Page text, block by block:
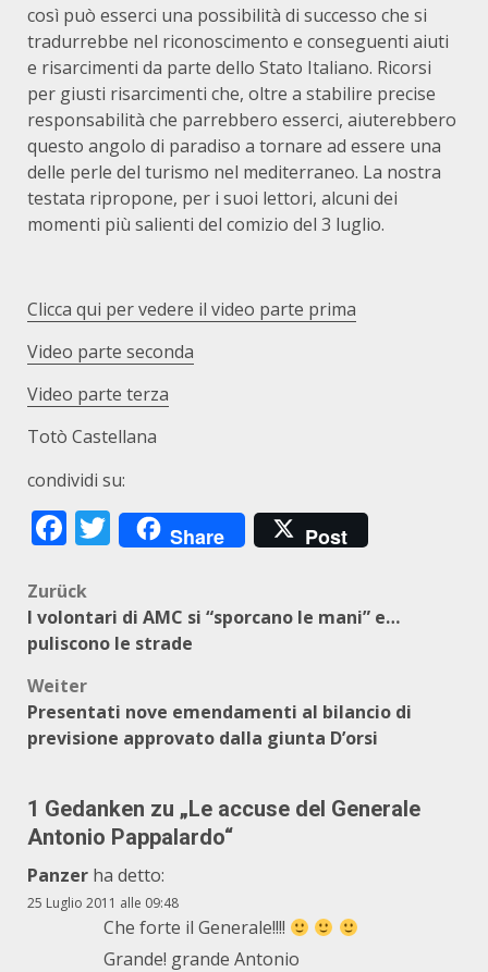
così può esserci una possibilità di successo che si
tradurrebbe nel riconoscimento e conseguenti aiuti
e risarcimenti da parte dello Stato Italiano. Ricorsi
per giusti risarcimenti che, oltre a stabilire precise
responsabilità che parrebbero esserci, aiuterebbero
questo angolo di paradiso a tornare ad essere una
delle perle del turismo nel mediterraneo. La nostra
testata ripropone, per i suoi lettori, alcuni dei
momenti più salienti del comizio del 3 luglio.
Clicca qui per vedere il video parte prima
Video parte seconda
Video parte terza
Totò Castellana
condividi su:
Facebook
Twitter
Share Post
Beitragsnavigation
Zurück
I volontari di AMC si “sporcano le mani” e…
puliscono le strade
Weiter
Presentati nove emendamenti al bilancio di
previsione approvato dalla giunta D’orsi
1 Gedanken zu „Le accuse del Generale
Antonio Pappalardo“
Panzer ha detto:
25 Luglio 2011 alle 09:48
Che forte il Generale!!!!
Grande! grande Antonio